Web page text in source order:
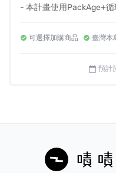
與PackAge+循環
- 本計畫使用PackAge+
可選擇加購商品 臺灣本
calendar_today 預計